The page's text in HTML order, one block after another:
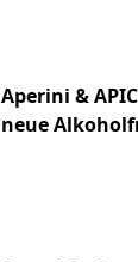
Aperini &
neue